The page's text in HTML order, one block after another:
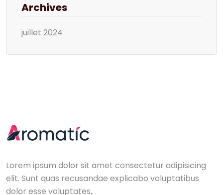
Archives
juillet 2024
Lorem ipsum dolor sit amet consectetur adipisicing
elit. Sunt quas recusandae explicabo voluptatibus
dolor esse voluptates,.